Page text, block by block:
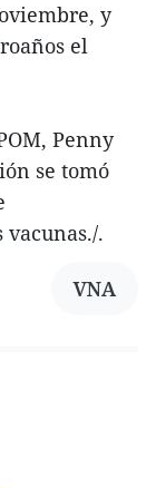
y
el
Penny
se tomó
.
VNA